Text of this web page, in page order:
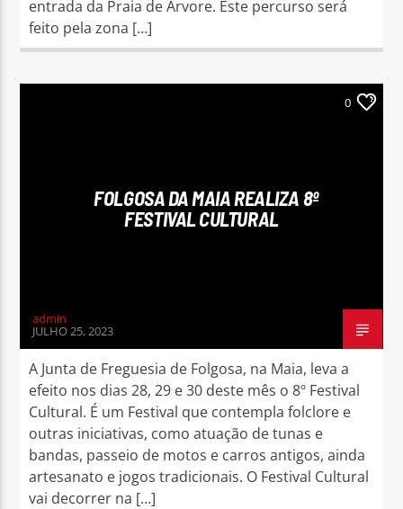
entrada da Praia de Árvore. Este percurso será
feito pela zona […]
0
FOLGOSA DA MAIA REALIZA 8º
FESTIVAL CULTURAL
admin
JULHO 25, 2023
A Junta de Freguesia de Folgosa, na Maia, leva a
efeito nos dias 28, 29 e 30 deste mês o 8º Festival
Cultural. É um Festival que contempla folclore e
outras iniciativas, como atuação de tunas e
bandas, passeio de motos e carros antigos, ainda
artesanato e jogos tradicionais. O Festival Cultural
vai decorrer na […]